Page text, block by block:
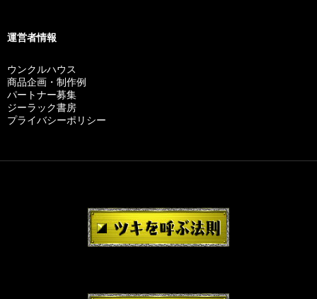
運営者情報
ウンクルハウス
商品企画・制作例
パートナー募集
ジーラック書房
プライバシーポリシー